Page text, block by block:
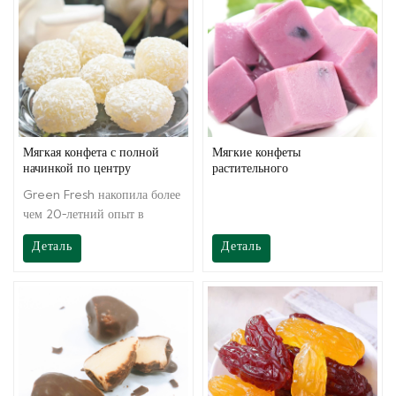
техническую поддержку на
месте для наших клиентов, от
рецепта до конечной
продукции. Мы всегда готовы
для вас и постоянно
оказывать полную
поддержку.
техническую поддержку на
месте для наших клиентов, от
рецепта до конечной
продукции. Мы всегда готовы
для вас и постоянно
оказывать полную
поддержку.
Мягкая конфета с полной
начинкой по центру
Green Fresh накопила более
чем 20-летний опыт в
области технологий. Помимо
предоставления
Group также предоставляет
нашим клиентам
техническую поддержку на
месте, от рецептов до
конечной продукции. Мы
Деталь
Мягкие конфеты
растительного
Деталь